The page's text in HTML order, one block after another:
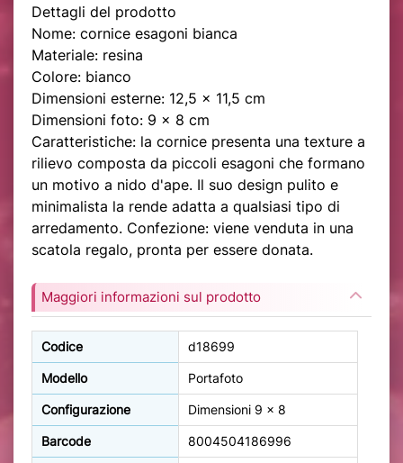
Dettagli del prodotto
Nome: cornice esagoni bianca
Materiale: resina
Colore: bianco
Dimensioni esterne: 12,5 x 11,5 cm
Dimensioni foto: 9 x 8 cm
Caratteristiche: la cornice presenta una texture a
rilievo composta da piccoli esagoni che formano
un motivo a nido d'ape. Il suo design pulito e
minimalista la rende adatta a qualsiasi tipo di
arredamento. Confezione: viene venduta in una
scatola regalo, pronta per essere donata.
Maggiori informazioni sul prodotto
Codice d18699
Modello Portafoto
Configurazione Dimensioni 9 x 8
Barcode 8004504186996